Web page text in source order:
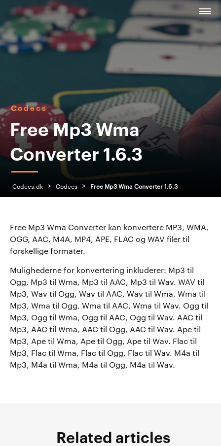
Codecs
Free Mp3 Wma
Converter 1.6.3
Codecs.dk > Codecs > Free Mp3 Wma Converter 1.6.3
Free Mp3 Wma Converter kan konvertere MP3, WMA,
OGG, AAC, M4A, MP4, APE, FLAC og WAV filer til
forskellige formater.
Mulighederne for konvertering inkluderer: Mp3 til
Ogg, Mp3 til Wma, Mp3 til AAC, Mp3 til Wav. WAV til
Mp3, Wav til Ogg, Wav til AAC, Wav til Wma. Wma til
Mp3, Wma til Ogg, Wma til AAC, Wma til Wav. Ogg til
Mp3, Ogg til Wma, Ogg til AAC, Ogg til Wav. AAC til
Mp3, AAC til Wma, AAC til Ogg, AAC til Wav. Ape til
Mp3, Ape til Wma, Ape til Ogg, Ape til Wav. Flac til
Mp3, Flac til Wma, Flac til Ogg, Flac til Wav. M4a til
Mp3, M4a til Wma, M4a til Ogg, M4a til Wav.
Related articles